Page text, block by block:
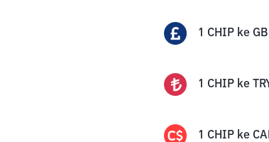
1 CHIP ke
1 CHIP ke
1 CHIP ke